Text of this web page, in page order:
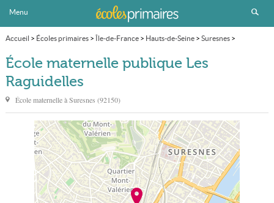
Menu
Accueil > Écoles primaires> Île-de-France> Hauts-de-Seine> Suresnes>
École maternelle publique Les Raguidelles
École maternelle publique Les
Raguidelles
École maternelle àSuresnes (92150)